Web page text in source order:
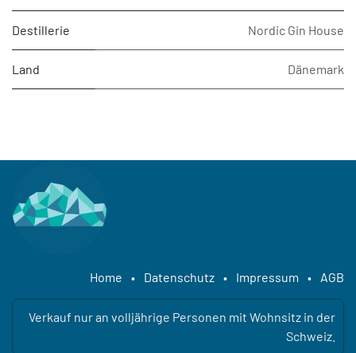
Destillerie Nordic Gin House
Land Dänemark
Home • Datenschutz • Impressum • AGB
Verkauf nur an volljährige Personen mit Wohnsitz in der
Schweiz.